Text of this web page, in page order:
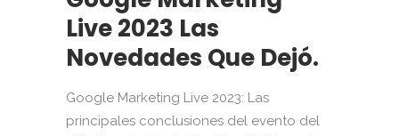
Live 2023 Las
Novedades Que Dejó.
Google Marketing Live 2023: Las
principales conclusiones del evento del